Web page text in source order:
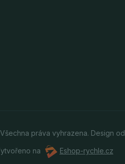
práva vyhrazena. Design od
na Eshop-rychle.cz